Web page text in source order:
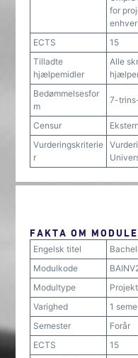
for
ECTS
15
Tilladte
hjælpemidler
Alle
Bedømmelsesfor
m
7-
Censur
Vurderingskriterie
r
FAKTA OM
Engelsk titel
Modulkode
Modultype
Projekt
Varighed
1
Semester
Forår
ECTS
15